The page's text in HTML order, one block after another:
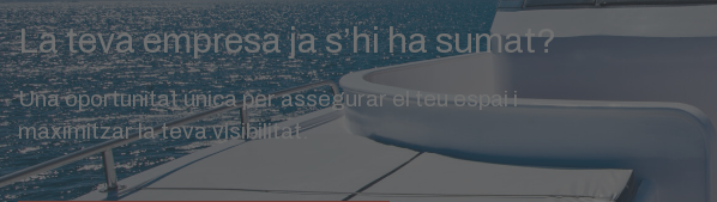
La teva empresa ja s’hi ha sumat?
Una oportunitat única per assegurar el teu espai i
maximitzar la teva visibilitat.